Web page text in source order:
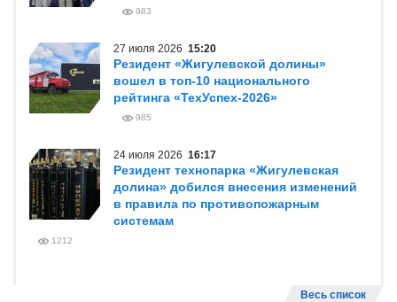
983
27 июля 2026 15:20
Резидент «Жигулевской долины»
вошел в топ-10 национального
рейтинга «ТехУспех-2026»
985
24 июля 2026 16:17
Резидент технопарка «Жигулевская
долина» добился внесения изменений
в правила по противопожарным
системам
1212
Весь список